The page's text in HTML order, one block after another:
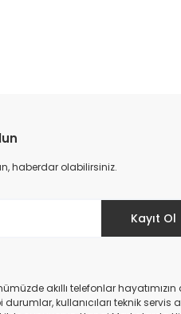
haberdar olabilirsiniz.
Kayıt Ol
akıllı telefonlar
durumlar, kullanıcıları teknik